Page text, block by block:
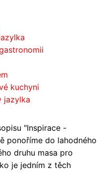
kuchyni
jazylka
"Inspirace -
ponoříme do lahodného
druhu masa pro
je jedním z těch